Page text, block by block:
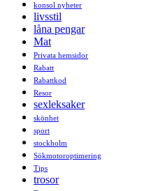
konsol nyheter
livsstil
låna pengar
Mat
Privata hemsidor
Rabatt
Rabattkod
Resor
sexleksaker
skönhet
sport
stockholm
Sökmotoroptimering
Tips
trosor